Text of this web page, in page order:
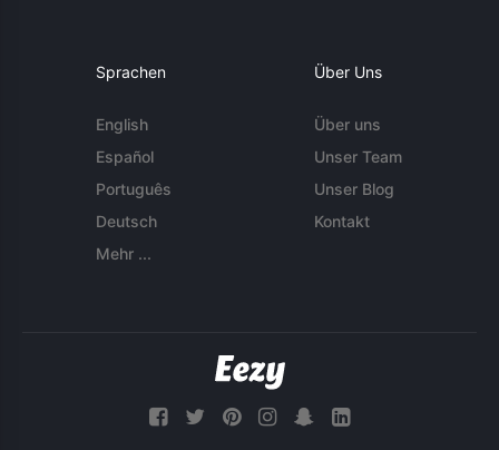
Sprachen
English
Español
Português
Deutsch
Mehr ...
Über Uns
Über uns
Unser Team
Unser Blog
Kontakt